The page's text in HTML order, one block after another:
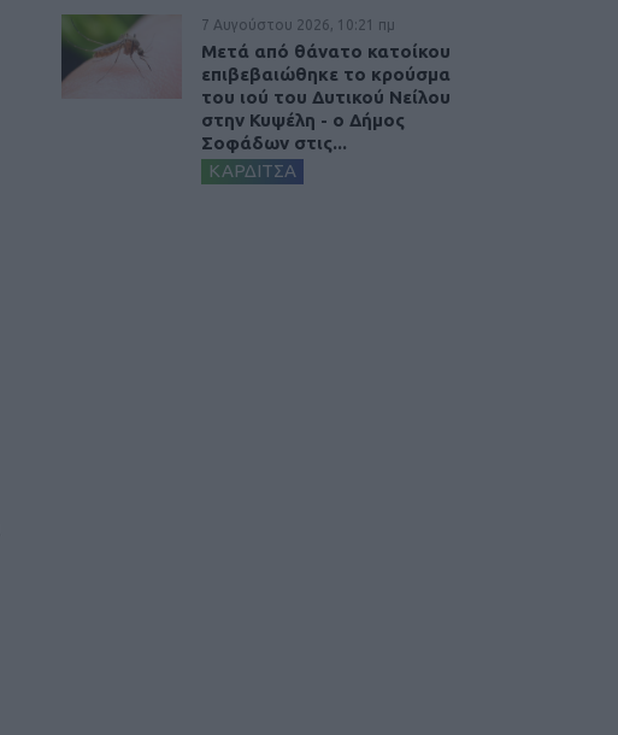
7 Αυγούστου 2026, 10:21 πμ
Μετά από θάνατο κατοίκου
επιβεβαιώθηκε το κρούσμα
του ιού του Δυτικού Νείλου
στην Κυψέλη - ο Δήμος
Σοφάδων στις...
ΚΑΡΔΙΤΣΑ